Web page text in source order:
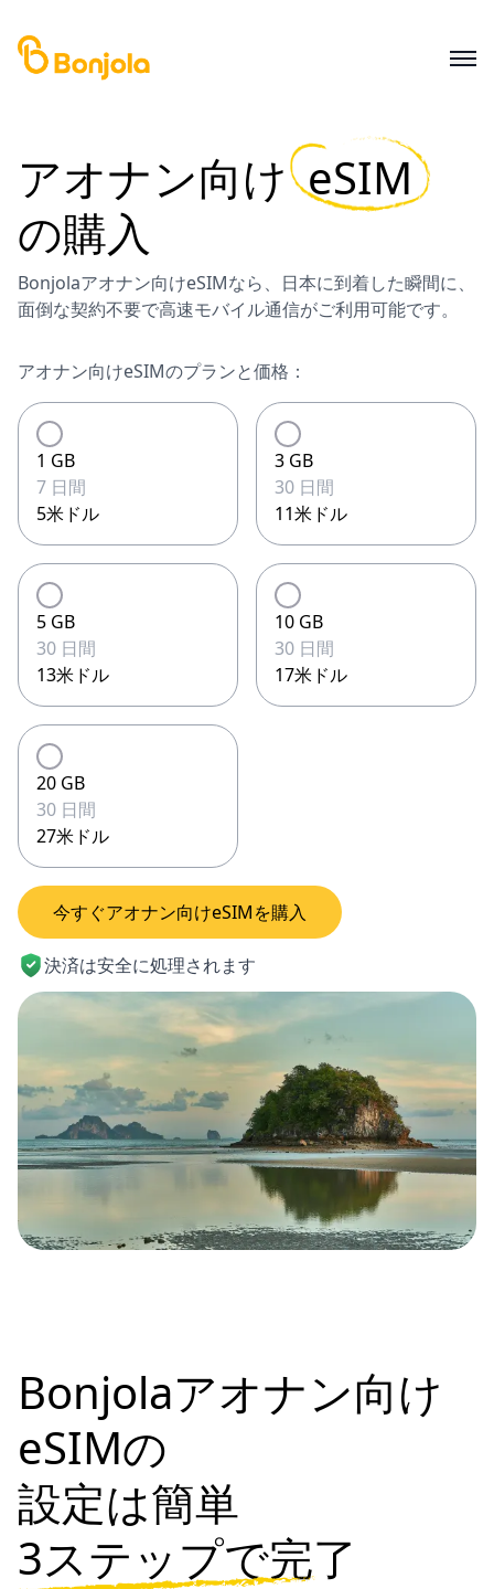
アオナン向け eSIM
の購入
Bonjolaアオナン向けeSIMなら、日本に到着した瞬間に、
面倒な契約不要で高速モバイル通信がご利用可能です。
アオナン向けeSIMのプランと価格：
1 GB
7 日間
5米ドル
3 GB
30 日間
11米ドル
5 GB
30 日間
13米ドル
10 GB
30 日間
17米ドル
20 GB
30 日間
27米ドル
今すぐアオナン向けeSIMを購入
決済は安全に処理されます
Bonjolaアオナン向け
eSIMの
設定は簡単
3ステップで完了